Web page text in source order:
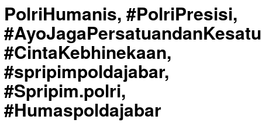
PolriHumanis, #PolriPresisi,
#CintaKebhinekaan,
#spripimpoldajabar,
#Spripim.polri,
#Humaspoldajabar